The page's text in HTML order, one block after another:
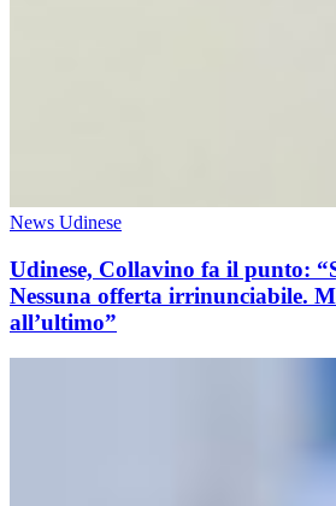
News Udinese
Udinese, Collavino fa il punto:
Nessuna offerta irrinunciabile.
all’ultimo”